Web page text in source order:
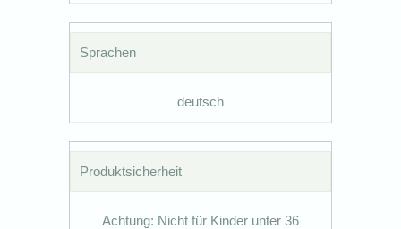
Sprachen
deutsch
Produktsicherheit
Achtung: Nicht für Kinder unter 36